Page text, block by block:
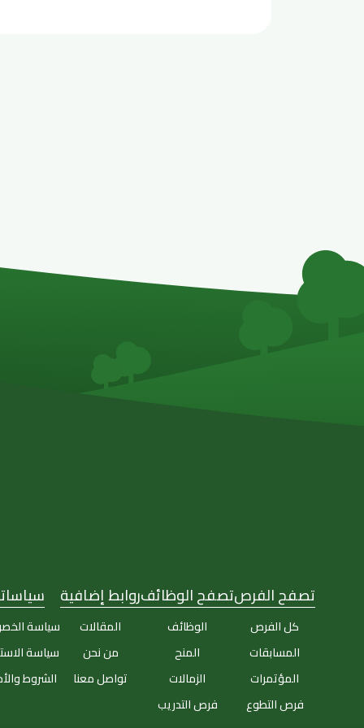
تصفح الفرص
كل الفرص
المسابقات
المؤتمرات
فرص التطوع
تصفح الوظائف
الوظائف
المنح
الزمالات
فرص التدريب
روابط إضافية
المقالات
من نحن
تواصل معنا
سياسة
سياسة
الشروط